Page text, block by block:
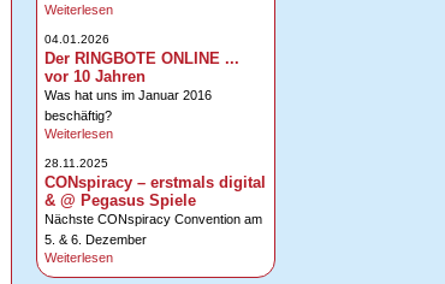
Weiterlesen
04.01.2026
Der RINGBOTE ONLINE ...
vor 10 Jahren
Was hat uns im Januar 2016
beschäftig?
Weiterlesen
28.11.2025
CONspiracy – erstmals digital
& @ Pegasus Spiele
Nächste CONspiracy Convention am
5. & 6. Dezember
Weiterlesen